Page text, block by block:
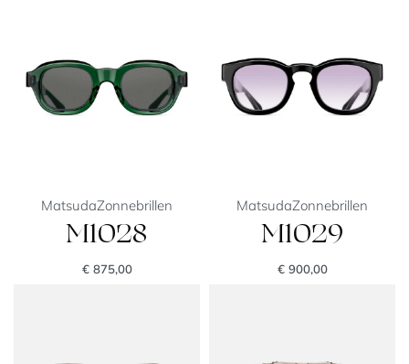
MatsudaZonnebrillen
M1028
€875,00
MatsudaZonnebrillen
M1029
€900,00